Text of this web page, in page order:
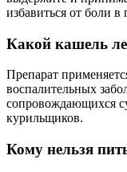
избавиться от боли в
Какой кашель
Препарат
воспалительных
сопровождающихся
курильщиков.
Кому нельзя